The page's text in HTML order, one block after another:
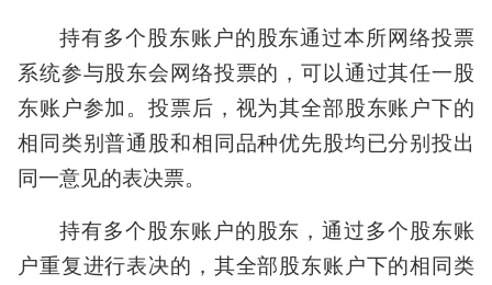
持有多个股东账户的股东通过本所网络投票
系统参与股东会网络投票的，可以通过其任一股
东账户参加。投票后，视为其全部股东账户下的
相同类别普通股和相同品种优先股均已分别投出
同一意见的表决票。
持有多个股东账户的股东，通过多个股东账
户重复进行表决的，其全部股东账户下的相同类